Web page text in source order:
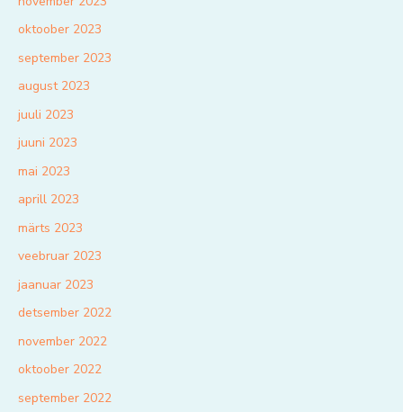
oktoober 2023
september 2023
august 2023
juuli 2023
juuni 2023
mai 2023
aprill 2023
märts 2023
veebruar 2023
jaanuar 2023
detsember 2022
november 2022
oktoober 2022
september 2022